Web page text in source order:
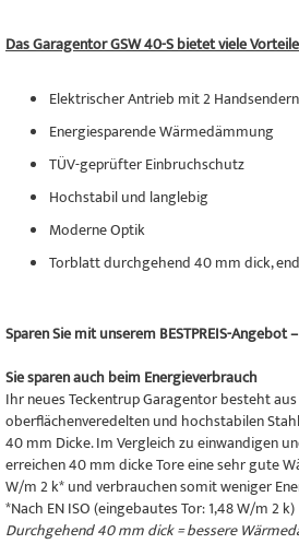
Das Garagentor GSW 40-S bietet viele Vorteile
Elektrischer Antrieb mit 2 Handsendern
Energiesparende Wärmedämmung
TÜV-geprüfter Einbruchschutz
Hochstabil und langlebig
Moderne Optik
Torblatt durchgehend 40 mm dick,
Sparen Sie mit unserem BESTPREIS-Angebot
Sie sparen auch beim Energieverbrauch
Ihr neues Teckentrup Garagentor besteht
oberflächenveredelten und hochstabilen
40 mm Dicke. Im Vergleich zu einwandigen
erreichen 40 mm dicke Tore eine sehr gute
W/m 2 k* und verbrauchen somit weniger
*Nach EN ISO (eingebautes Tor: 1,48 W/m 2 k)
Durchgehend 40 mm dick = bessere